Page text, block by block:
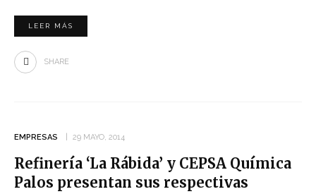
LEER MÁS
SHARE
EMPRESAS 29 MAYO, 2014
Refinería ‘La Rábida’ y CEPSA Química
Palos presentan sus respectivas